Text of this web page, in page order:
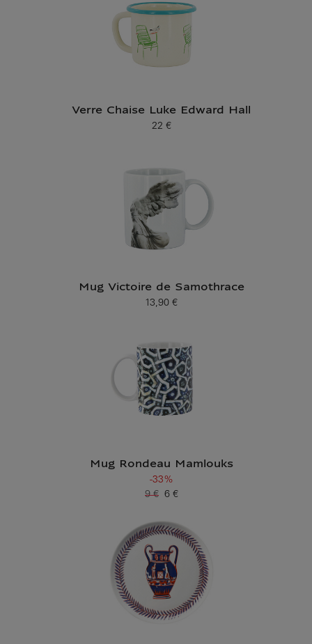
Verre Chaise Luke Edward Hall
Prix ​​actuel
22 €
Mug Victoire de Samothrace
Prix ​​actuel
13,90 €
Mug Rondeau Mamlouks
-33%
Prix ​​actuel
6 €
Ancien prix
9 €